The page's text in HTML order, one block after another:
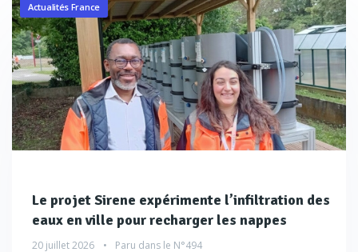
Actualités France
Le projet Sirene expérimente l’infiltration des
eaux en ville pour recharger les nappes
20 juillet 2026 Paru dans le N°494